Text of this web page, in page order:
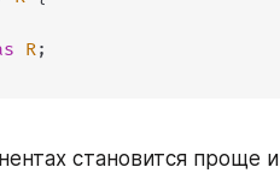
R;
становится проще и